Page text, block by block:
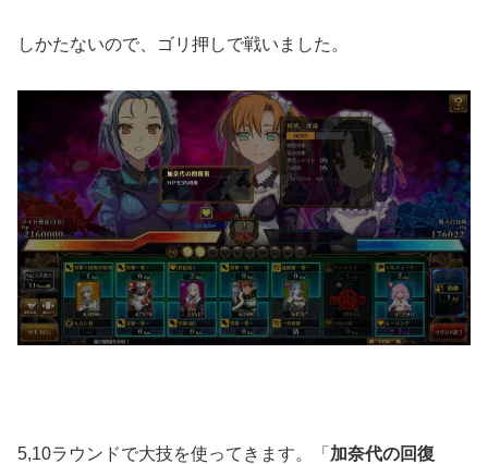
しかたないので、ゴリ押しで戦いました。
5,10ラウンドで大技を使ってきます。「 加奈代の回復